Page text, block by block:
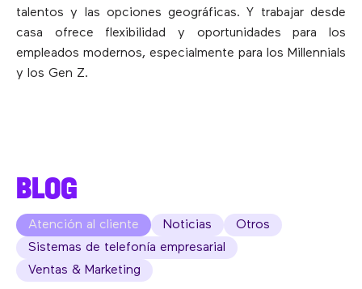
talentos y las opciones geográficas. Y trabajar desde
casa ofrece flexibilidad y oportunidades para los
empleados modernos, especialmente para los Millennials
y los Gen Z.
BLOG
Atención al cliente Noticias
Otros
Sistemas de telefonía empresarial
Ventas & Marketing